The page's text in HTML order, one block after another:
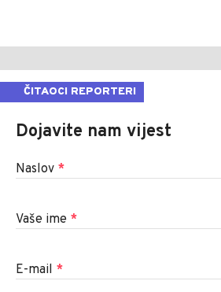
ČITAOCI REPORTERI
Dojavite nam vijest
Naslov *
Vaše ime *
E-mail *